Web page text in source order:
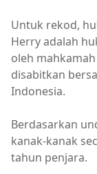
Untuk rekod,
Herry adalah
oleh
disabitkan
Indonesia.
Berdasarkan
kanak-kanak
tahun penjara.